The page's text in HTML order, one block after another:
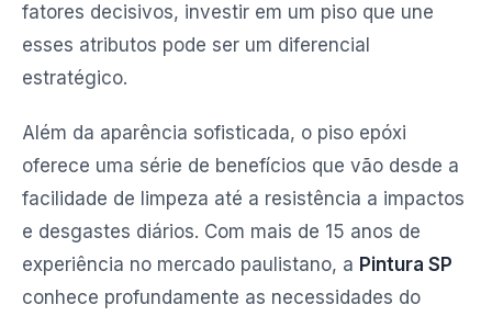
fatores decisivos, investir em um piso que une
esses atributos pode ser um diferencial
estratégico.
Além da aparência sofisticada, o piso epóxi
oferece uma série de benefícios que vão desde a
facilidade de limpeza até a resistência a impactos
e desgastes diários. Com mais de 15 anos de
experiência no mercado paulistano, a Pintura SP
conhece profundamente as necessidades do